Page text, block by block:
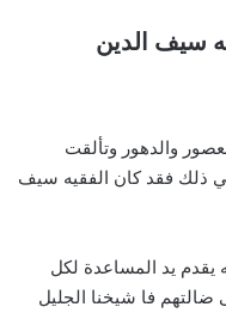
سيف الدين
والدهور وتألقت
ذلك فقد كان الفقيه سيف
يقدم يد المساعدة لكل
ضالتهم فا شيخنا الجليل